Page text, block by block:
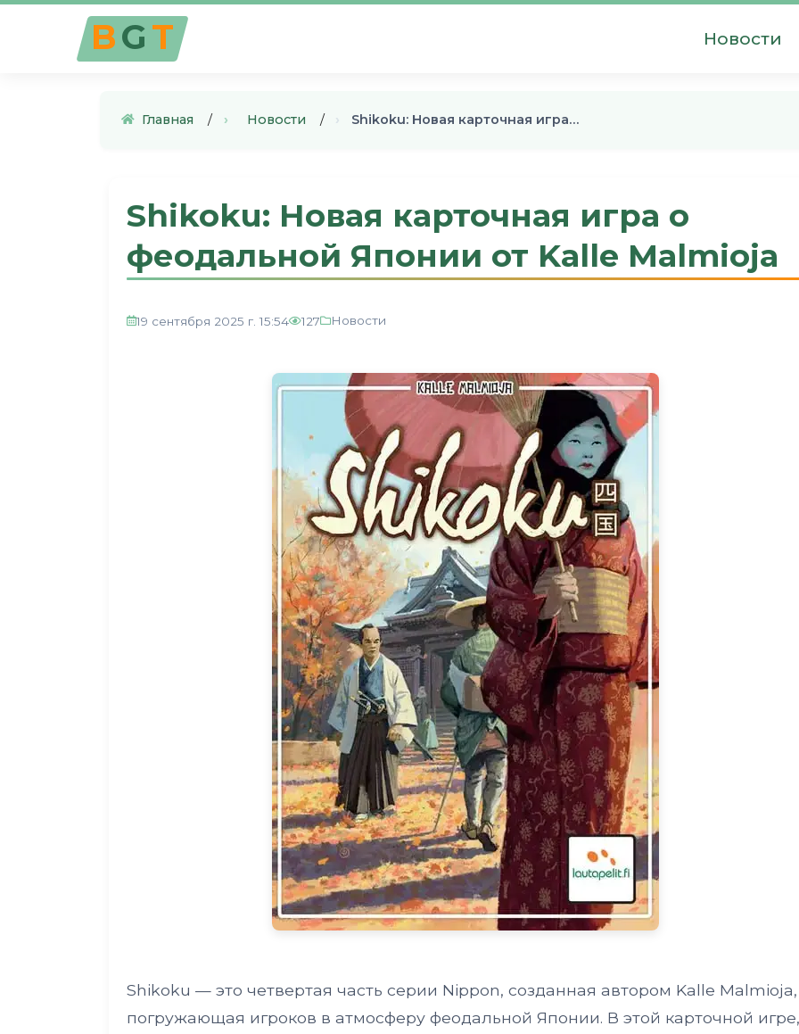
BGT Новости
Главная › Новости › Shikoku: Новая карточная игра…
Shikoku: Новая карточная игра о
феодальной Японии от Kalle Malmioja
19 сентября 2025 г. 15:54 127 Новости
Shikoku — это четвертая часть серии Nippon, созданная автором Kalle Malmioja,
погружающая игроков в атмосферу феодальной Японии. В этой карточной игре,